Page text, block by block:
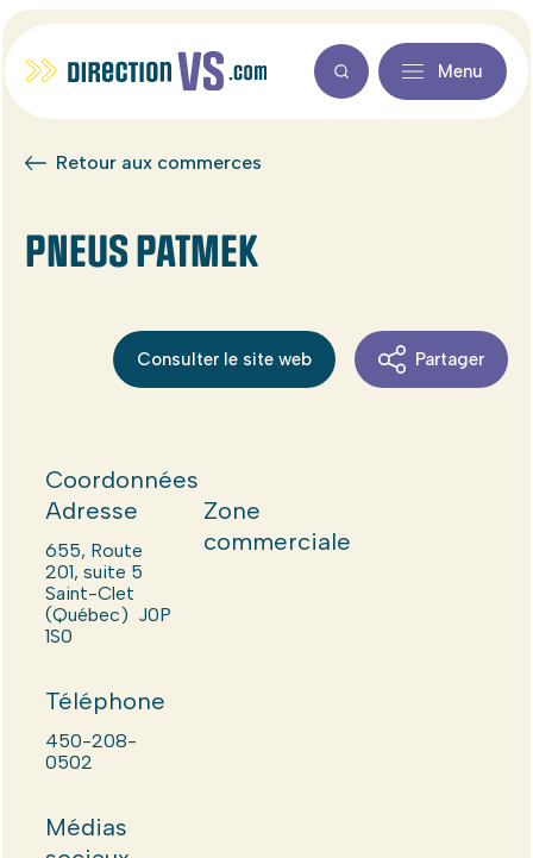
Menu
Retour aux commerces
PNEUS PATMEK
Consulter le site web Partager
Coordonnées
Adresse
655, Route
201, suite 5
Saint-Clet
(Québec) J0P
1S0
Téléphone
450-208-
0502
Médias
Zone
commerciale